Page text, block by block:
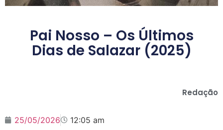
Pai Nosso – Os Últimos
Dias de Salazar (2025)
Redação
25/05/2026 12:05 am